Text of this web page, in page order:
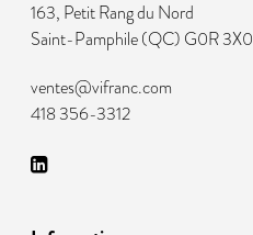
163, Petit Rang du Nord
Saint-Pamphile(QC) G0R 3X0
ventes@vifranc.com
418 356-3312